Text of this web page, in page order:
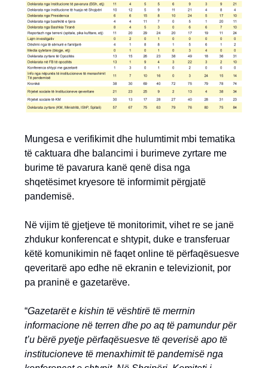
Mungesa e verifikimit dhe hulumtimit mbi tematika
të caktuara dhe balancimi i burimeve zyrtare me
burime të pavarura kanë qenë disa nga
shqetësimet kryesore të informimit përgjatë
pandemisë.
Në vijim të gjetjeve të monitorimit, vihet re se janë
zhdukur konferencat e shtypit, duke e transferuar
këtë komunikimin në faqet online të përfaqësuesve
qeveritarë apo edhe në ekranin e televizionit, por
pa praninë e gazetarëve.
“Gazetarët e kishin të vështirë të merrnin
informacione në terren dhe po aq të pamundur për
t’u bërë pyetje përfaqësuesve të qeverisë apo të
institucioneve të menaxhimit të pandemisë nga